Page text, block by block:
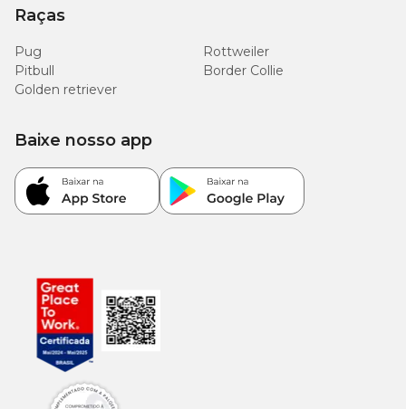
Raças
Pug
Rottweiler
Pitbull
Border Collie
Golden retriever
Baixe nosso app